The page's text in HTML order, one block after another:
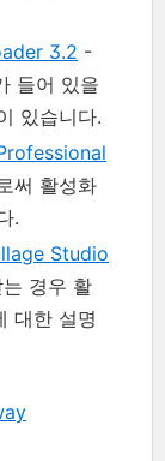
3.2 -
들어 있을
있습니다.
써 활성화
.
Studio
경우 활
대한 설명